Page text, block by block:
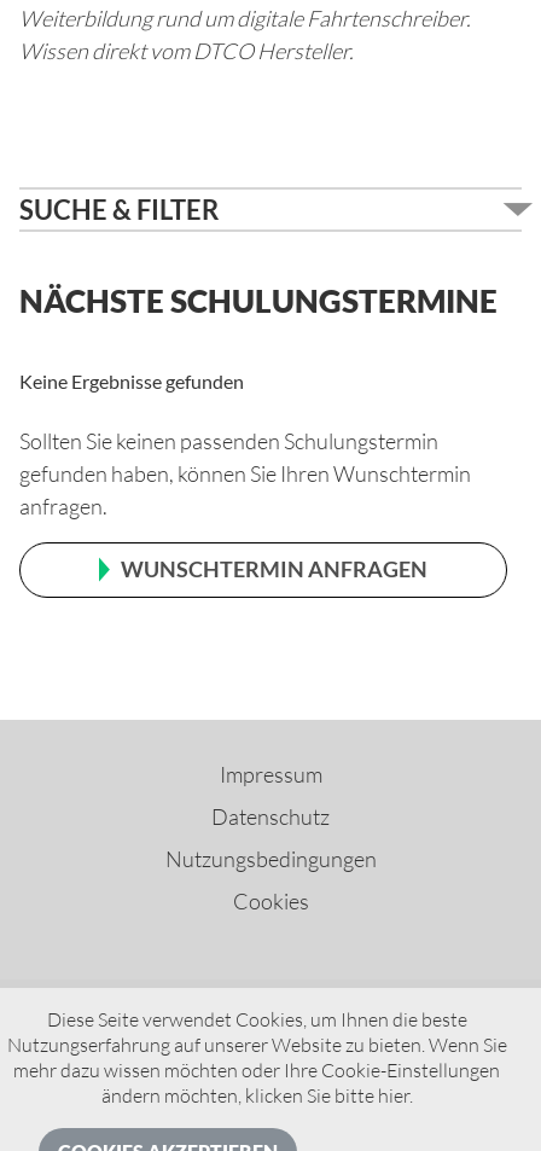
Diese Seite verwendet Cookies, um Ihnen die beste
Nutzungserfahrung auf unserer Website zu bieten. Wenn Sie
mehr dazu wissen möchten oder Ihre Cookie-Einstellungen
ändern möchten, klicken Sie bitte hier.
Weiterbildung rund um digitale Fahrtenschreiber.
Wissen direkt vom DTCO Hersteller.
SUCHE & FILTER
NÄCHSTE SCHULUNGSTERMINE
Keine Ergebnisse gefunden
Sollten Sie keinen passenden Schulungstermin
gefunden haben, können Sie Ihren Wunschtermin
anfragen.
WUNSCHTERMIN ANFRAGEN
Impressum
Datenschutz
Nutzungsbedingungen
Cookies
VDO – A Brand of AUMOVIO
© AUMOVIO Germany GmbH 2026